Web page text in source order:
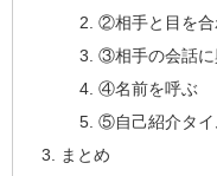
②相手と目を合
③相手の会話に
④名前を呼ぶ
⑤自己紹介タイ
まとめ